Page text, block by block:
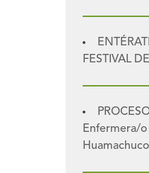
FESTIVAL
Enfermera/o
Huamachuco